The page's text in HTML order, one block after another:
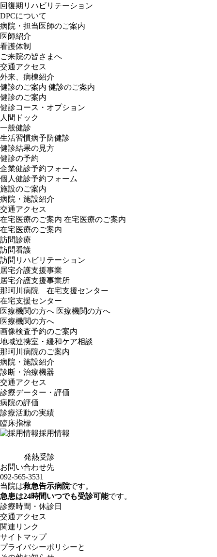
回復期リハビリテーション
DPCについて
病院・担当医師のご案内
医師紹介
看護体制
ご来院の皆さまへ
交通アクセス
外来、病棟紹介
健診のご案内 健診のご案内
健診のご案内
健診コース・オプション
人間ドック
一般健診
生活習慣病予防健診
健診結果の見方
健診の予約
企業健診予約フォーム
個人健診予約フォーム
施設のご案内
病院・施設紹介
交通アクセス
在宅医療のご案内 在宅医療のご案内
在宅医療のご案内
訪問診療
訪問看護
訪問リハビリテーション
居宅介護支援事業
居宅介護支援事業所
那珂川病院 在宅支援センター
在宅支援センター
医療機関の方へ 医療機関の方へ
医療機関の方へ
画像検査予約のご案内
地域連携室・緩和ケア相談
那珂川病院のご案内
病院・施設紹介
診断・治療機器
交通アクセス
診療データー・評価
病院の評価
診療活動の実績
臨床指標
採用情報
発熱受診
お問い合わせ先
092-565-3531
当院は救急告示病院です。
急患は24時間いつでも受診可能です。
診療時間・休診日
交通アクセス
関連リンク
サイトマップ
プライバシーポリシーと